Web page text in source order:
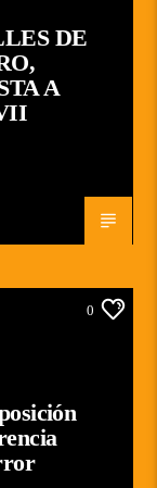
DE
A
0